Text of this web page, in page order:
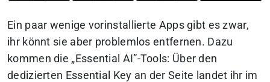
Ein paar wenige vorinstallierte Apps gibt es zwar,
ihr könnt sie aber problemlos entfernen. Dazu
kommen die „Essential AI”-Tools: Über den
dedizierten Essential Key an der Seite landet ihr im